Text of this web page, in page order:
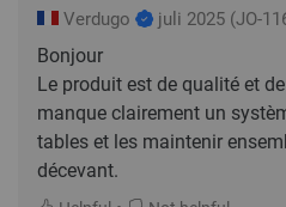
Verdugo juli 2025 (JO-
Bonjour
Le produit est de qualité et
manque clairement un
tables et les maintenir
décevant.